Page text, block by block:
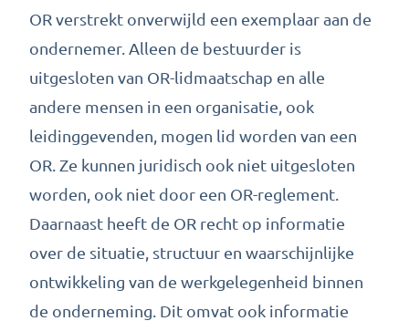
OR verstrekt onverwijld een exemplaar aan de
ondernemer. Alleen de bestuurder is
uitgesloten van OR-lidmaatschap en alle
andere mensen in een organisatie, ook
leidinggevenden, mogen lid worden van een
OR. Ze kunnen juridisch ook niet uitgesloten
worden, ook niet door een OR-reglement.
Daarnaast heeft de OR recht op informatie
over de situatie, structuur en waarschijnlijke
ontwikkeling van de werkgelegenheid binnen
de onderneming. Dit omvat ook informatie